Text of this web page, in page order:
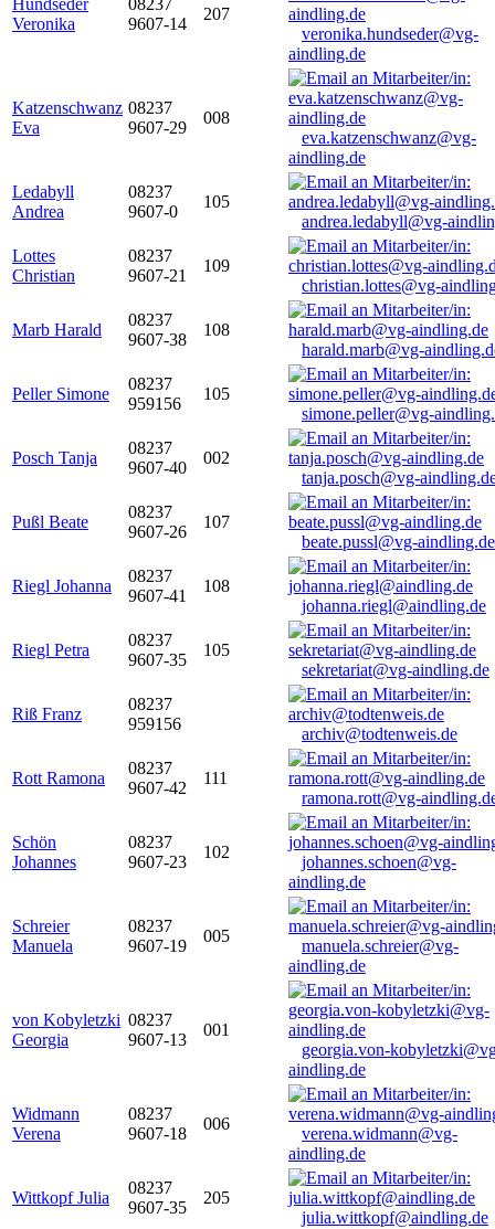
Hundseder
Veronika
08237
9607-14
207
veronika.hundseder@vg-
aindling.de
Katzenschwanz
Eva
08237
9607-29
008
eva.katzenschwanz@vg-
aindling.de
Ledabyll
Andrea
08237
9607-0
105
andrea.ledabyll@vg-
Lottes
Christian
08237
9607-21
109
christian.lottes@vg-
Marb Harald
08237
9607-38
108
harald.marb@vg-
Peller Simone
08237
959156
105
simone.peller@vg-
Posch Tanja
08237
9607-40
002
tanja.posch@vg-
Pußl Beate
08237
9607-26
107
beate.pussl@vg-aindling.de
Riegl Johanna
08237
9607-41
108
johanna.riegl@aindling.de
Riegl Petra
08237
9607-35
105
sekretariat@vg-aindling.de
Riß Franz
08237
959156
archiv@todtenweis.de
Rott Ramona
08237
9607-42
111
ramona.rott@vg-
Schön
Johannes
08237
9607-23
102
johannes.schoen@vg-
aindling.de
Schreier
Manuela
08237
9607-19
005
manuela.schreier@vg-
aindling.de
von Kobyletzki
Georgia
08237
9607-13
001
georgia.von-
aindling.de
Widmann
Verena
08237
9607-18
006
verena.widmann@vg-
aindling.de
Wittkopf Julia
08237
9607-35
205
julia.wittkopf@aindling.de